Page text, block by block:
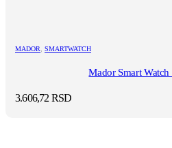
MADOR SMARTWATCH
Mador Smart
3.606,72 RSD